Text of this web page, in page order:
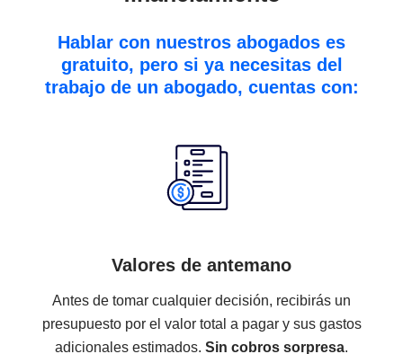
Nuestra política de precios y
financiamiento
Hablar con nuestros abogados es
gratuito, pero si ya necesitas del
trabajo de un abogado, cuentas con: